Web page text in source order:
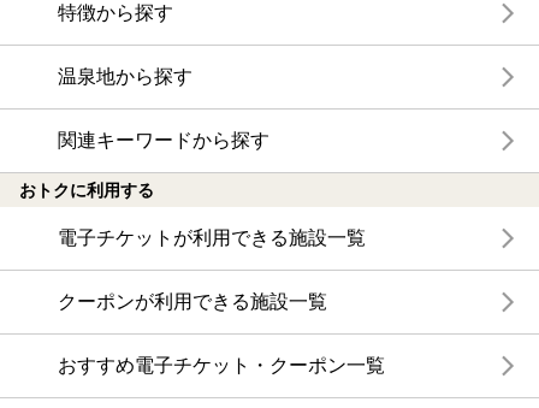
特徴から探す
温泉地から探す
関連キーワードから探す
おトクに利用する
電子チケットが利用できる施設一覧
クーポンが利用できる施設一覧
おすすめ電子チケット・クーポン一覧